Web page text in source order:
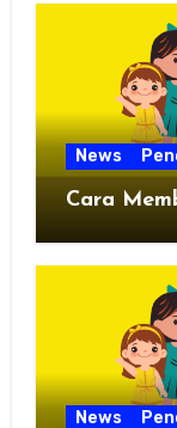
News
Cara
News